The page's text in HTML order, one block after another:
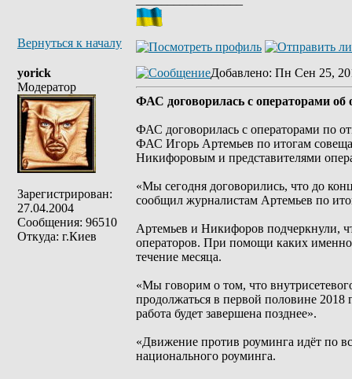
Вернуться к началу
yorick
Модератор
Зарегистрирован:
27.04.2004
Сообщения: 96510
Откуда: г.Киев
Добавлено: Пн Сен 25,
ФАС договорилась с операторами об
ФАС договорилась с операторами по
ФАС Игорь Артемьев по итогам
Никифоровым и представителями
«Мы сегодня договорились, что до
сообщил журналистам Артемьев по
Артемьев и Никифоров подчеркнули,
операторов. При помощи каких именно
течение месяца.
«Мы говорим о том, что
продолжаться в первой половине 2018
работа будет завершена позднее».
«Движение против роуминга идёт по
национального роуминга.